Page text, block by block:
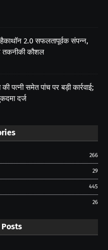
2.0 सफलतापूर्वक संपन्न,
तकनीकी कौशल
पत्नी समेत पांच पर बड़ी कार्रवाई;
दर्ज
266
29
445
26
Posts